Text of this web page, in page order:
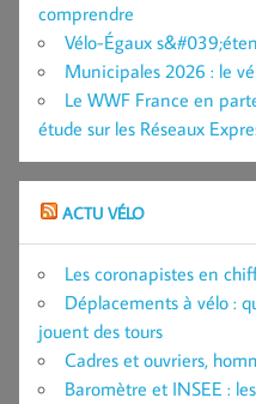
comprendre
Vélo-Égaux
Municipales 2026 : le
Le WWF France en
étude sur les Réseaux
ACTU VÉLO
Les coronapistes en
Déplacements à vélo :
jouent des tours
Cadres et ouvriers,
Baromètre et INSEE :